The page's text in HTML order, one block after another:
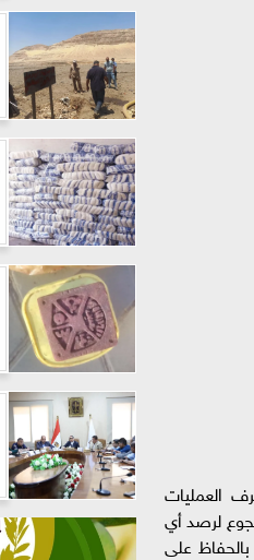
العمليات
لرصد أي
على